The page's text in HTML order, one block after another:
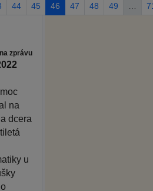
44 45 46 47 48 49
zprávu
na
dcera
u